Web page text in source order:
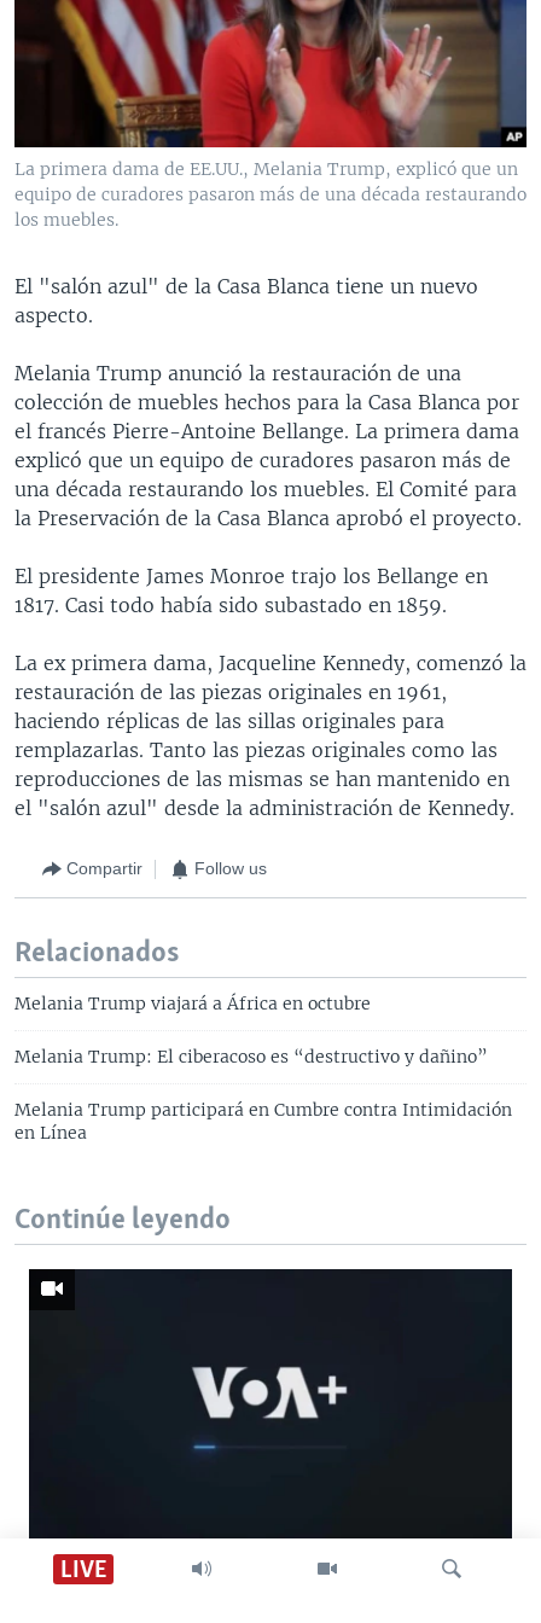
VENEZUELA
BRASIL
NICARAGUA
ECONOMÍA
ENTRETENIMIENTO Y CULTURA
TECNOLOGÍA
DEPORTES
CIENCIA Y SALUD
MULTIMEDIA
VIDEOS
FOTOGRAFÍA
AUDIOS
PROGRAMAS TV
EL MUNDO AL DÍA
FORO INTERAMERICANO
VISIÓN 360
PANORAMA
AVANCE INFORMATIVO
AUDIONOTICIAS
ESTADOS UNIDOS AL DÍA
EL MUNDO AL DÍA [RADIO]
FORO [RADIO]
DEPORTIVO INTERNACIONAL
NOTA ECONÓMICA
ENTRETENIMIENTO
DIRECT
DOCUMENTALES DE LA VOA
SÍGANOS
Idiomas
LIVE
La primera dama de EE.UU., Melania Trump, explicó que un
equipo de curadores pasaron más de una década restaurando
los muebles.
El "salón azul" de la Casa Blanca tiene un nuevo
aspecto.
Melania Trump anunció la restauración de una
colección de muebles hechos para la Casa Blanca por
el francés Pierre-Antoine Bellange. La primera dama
explicó que un equipo de curadores pasaron más de
una década restaurando los muebles. El Comité para
la Preservación de la Casa Blanca aprobó el proyecto.
El presidente James Monroe trajo los Bellange en
1817. Casi todo había sido subastado en 1859.
La ex primera dama, Jacqueline Kennedy, comenzó la
restauración de las piezas originales en 1961,
haciendo réplicas de las sillas originales para
remplazarlas. Tanto las piezas originales como las
reproducciones de las mismas se han mantenido en
el "salón azul" desde la administración de Kennedy.
Compartir Follow us
Relacionados
Melania Trump viajará a África en octubre
Melania Trump: El ciberacoso es “destructivo y dañino”
Melania Trump participará en Cumbre contra Intimidación
en Línea
Continúe leyendo
Descarga VOA +